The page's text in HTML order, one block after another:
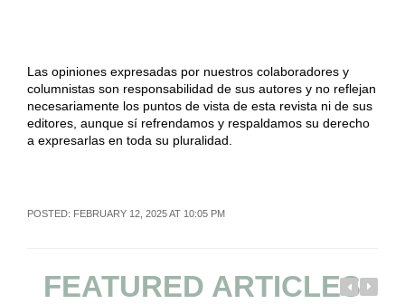
Las opiniones expresadas por nuestros colaboradores y
columnistas son responsabilidad de sus autores y no reflejan
necesariamente los puntos de vista de esta revista ni de sus
editores, aunque sí refrendamos y respaldamos su derecho
a expresarlas en toda su pluralidad.
POSTED: FEBRUARY 12, 2025 AT 10:05 PM
FEATURED ARTICLES